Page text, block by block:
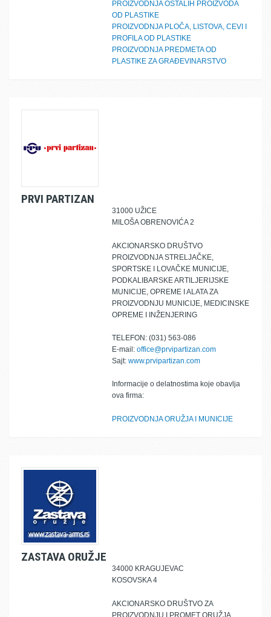
PROIZVODNJA OSTALIH PROIZVODA
OD PLASTIKE
PROIZVODNJA PLOČA, LISTOVA, CEVI I
PROFILA OD PLASTIKE
PROIZVODNJA PREDMETA OD
PLASTIKE ZA GRAĐEVINARSTVO
PRVI PARTIZAN
31000 UŽICE
MILOŠA OBRENOVIĆA 2
AKCIONARSKO DRUŠTVO
PROIZVODNJA STRELJAČKE,
SPORTSKE I LOVAČKE MUNICIJE,
PODKALIBARSKE ARTILJERIJSKE
MUNICIJE, OPREME I ALATA ZA
PROIZVODNJU MUNICIJE, MEDICINSKE
OPREME I INŽENJERING
TELEFON: (031) 563-086
E-mail: office@prvipartizan.com
Sajt: www.prvipartizan.com
Informacije o delatnostima koje obavlja
ova firma:
PROIZVODNJA ORUŽJA I MUNICIJE
ZASTAVA ORUŽJE
34000 KRAGUJEVAC
KOSOVSKA 4
AKCIONARSKO DRUŠTVO ZA
PROIZVODNJU I PROMET ORUŽJA